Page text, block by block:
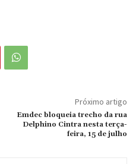
Próximo artigo
Emdec bloqueia trecho da rua
Delphino Cintra nesta terça-
feira, 15 de julho